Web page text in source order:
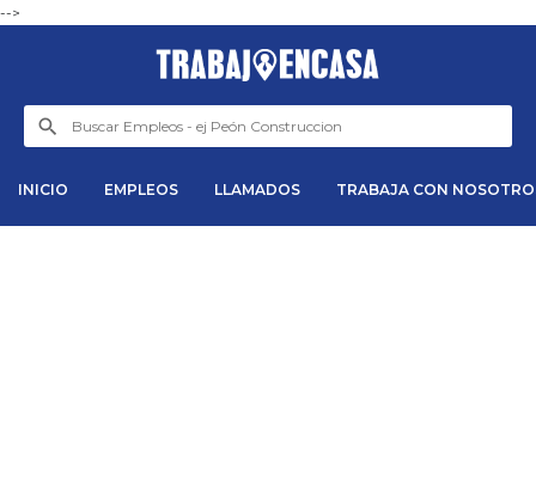
-->
INICIO EMPLEOS LLAMADOS TRABAJA CON